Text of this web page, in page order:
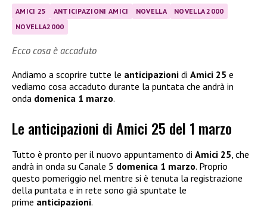
AMICI 25 ANTICIPAZIONI AMICI NOVELLA
NOVELLA 2000
NOVELLA2000
Ecco cosa è accaduto
Andiamo a scoprire tutte le anticipazioni di Amici 25 e
vediamo cosa accaduto durante la puntata che andrà in
onda domenica 1 marzo.
Le anticipazioni di Amici 25 del 1 marzo
Tutto è pronto per il nuovo appuntamento di Amici 25, che
andrà in onda su Canale 5 domenica 1 marzo. Proprio
questo pomeriggio nel mentre si è tenuta la registrazione
della puntata e in rete sono già spuntate le
prime anticipazioni.